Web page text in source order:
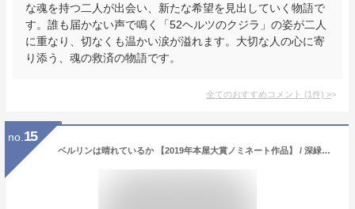
な魂を持つ二人が出会い、新たな希望を見出していく物語で
す。誰も届かない声で鳴く「52ヘルツのクジラ」の姿が二人
に重なり、切なくも温かい涙が溢れます。大切な人の心に寄
り添う、魂の救済の物語です。
全てのおすすめコメント (1件) >
no. 15
ベルリンは晴れているか 【2019年本屋大賞ノミネート作品】 / 深緑野分 【本】